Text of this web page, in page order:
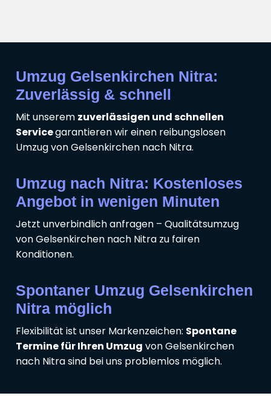
Umzug Gelsenkirchen Nitra:
Zuverlässig & schnell
Mit unserem zuverlässigen und schnellen
Servicegarantieren wir einen reibungslosen
Umzug von Gelsenkirchen nach Nitra.
Umzug nach Nitra: Kostenloses
Angebot in wenigen Minuten
Jetzt unverbindlich anfragen – Qualitätsumzug
von Gelsenkirchen nach Nitra zu fairen
Konditionen.
Spontaner Umzug Gelsenkirchen
Nitra möglich
Flexibilität ist unser Markenzeichen: Spontane
Termine für Ihren Umzug von Gelsenkirchen
nach Nitra sind bei uns problemlos möglich.